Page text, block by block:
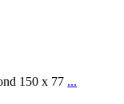
150 x 77 ...